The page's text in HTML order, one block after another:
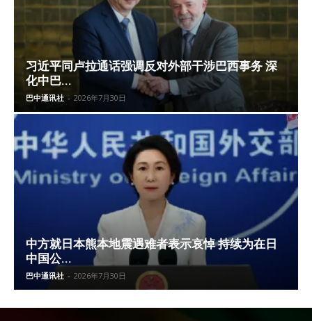
习近平同卢拉通话强调反对外部干涉巴西事务 深
化中巴...
巴中通讯社 - 2026年7月30日
中方就日本熊本地震遇难者表示哀悼 持续为在日
中国公...
巴中通讯社 - 2026年7月30日